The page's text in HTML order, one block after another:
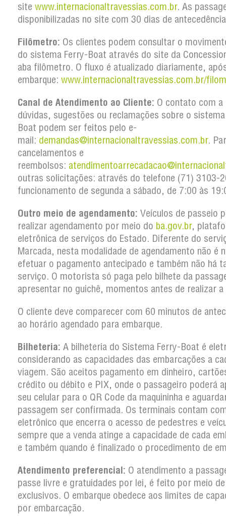
site www.internacionaltravessias.com.br. As
disponibilizadas no site com 30 dias de
Filômetro: Os clientes podem consultar o
do sistema Ferry-Boat através do site da
aba filômetro. O fluxo é atualizado diariamente,
embarque: www.internacionaltravessias.com.br/
Canal de Atendimento ao Cliente: O contato com a
dúvidas, sugestões ou reclamações sobre o
Boat podem ser feitos pelo e-
mail: demandas@internacionaltravessias.com.br.
cancelamentos e
reembolsos:
outras solicitações: através do telefone (71) 3103-
funcionamento de segunda a sábado, de 7:00 às
Outro meio de agendamento: Veículos de passeio
realizar agendamento por meio do ba.gov.br,
eletrônica de serviços do Estado. Diferente do
Marcada, nesta modalidade de agendamento não é
efetuar o pagamento antecipado e também não há
serviço. O motorista só paga pelo bilhete da
apresentar no guichê, momentos antes de realizar
O cliente deve comparecer com 60 minutos de
ao horário agendado para embarque.
Bilheteria: A bilheteria do Sistema Ferry-Boat é
considerando as capacidades das embarcações a
viagem. São aceitos pagamento em dinheiro,
crédito ou débito e PIX, onde o passageiro poderá
seu celular para o QR Code da maquininha e
passagem ser confirmada. Os terminais contam
eletrônico que encerra o acesso de pedestres e
sempre que a venda atinge a capacidade de cada
e também quando é finalizado o procedimento de
Atendimento preferencial: O atendimento a
passe livre e gratuidades por lei, é feito por meio
exclusivos. O embarque obedece aos limites de
por embarcação.